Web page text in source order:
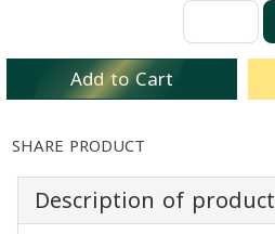
Add to Cart
SHARE PRODUCT
Description of product